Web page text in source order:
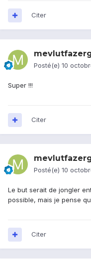
Citer
Posté(e) 10
Super !!!
Citer
Posté(e) 10
Le but serait de jongler
possible, mais je pense
Citer